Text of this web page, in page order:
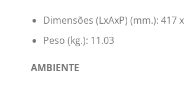
Dimensões (LxAxP) (mm.): 417
Peso (kg.): 11.03
AMBIENTE